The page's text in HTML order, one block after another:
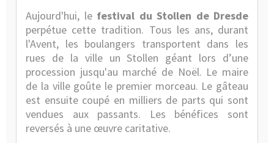
Aujourd'hui, le festival du Stollen de Dresde
perpétue cette tradition. Tous les ans, durant
l'Avent, les boulangers transportent dans les
rues de la ville un Stollen géant lors d’une
procession jusqu'au marché de Noël. Le maire
de la ville goûte le premier morceau. Le gâteau
est ensuite coupé en milliers de parts qui sont
vendues aux passants. Les bénéfices sont
reversés à une œuvre caritative.